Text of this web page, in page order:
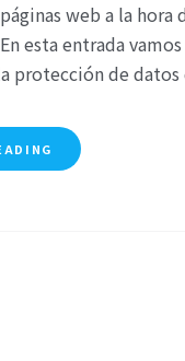
web a la
esta entrada
protección de